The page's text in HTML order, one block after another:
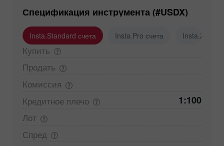
Спецификация инструмента (#USDX)
Insta.Standard счета Insta.Pro счета Insta.Zero
Купить
Продать
Комиссия
Кредитное плечо 1:100
Лот
Спред